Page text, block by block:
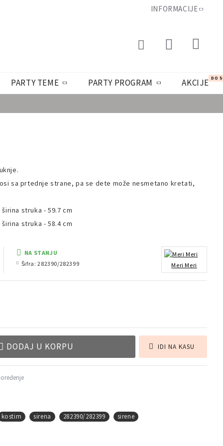
INFORMACIJE
PARTY TEME PARTY PROGRAM AKCIJE DO
sa prtednje strane, pa se dete može nesmetano kretati,
struka - 59.7 cm
struka - 58.4 cm
NA STANJU
Šifra: 282390/282399 Meri Meri
DODAJ U KORPU IDI NA KASU
kostim sirena 282390/282399 sirene